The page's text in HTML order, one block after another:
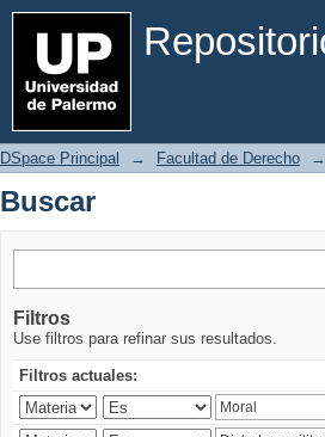
Buscar
DSpace Principal → Facultad de Derecho →
Buscar
Filtros
Use filtros para refinar sus resultados.
Filtros actuales: